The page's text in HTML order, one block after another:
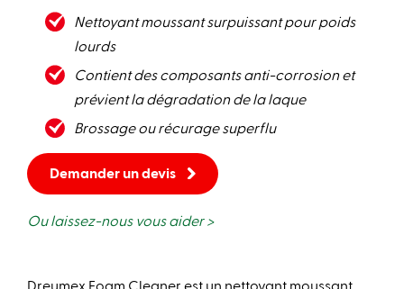
Nettoyant moussant surpuissant pour poids
lourds
Contient des composants anti-corrosion et
prévient la dégradation de la laque
Brossage ou récurage superflu
Demander un devis
Ou laissez-nous vous aider >
Dreumex Foam Cleaner est un nettoyant moussant